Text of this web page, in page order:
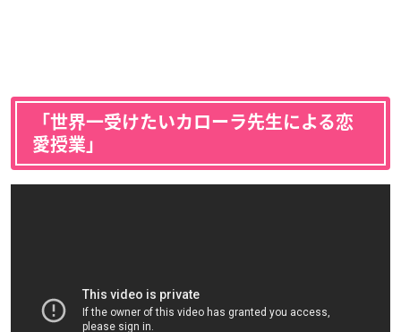
「世界一受けたいカローラ先生による恋
愛授業」